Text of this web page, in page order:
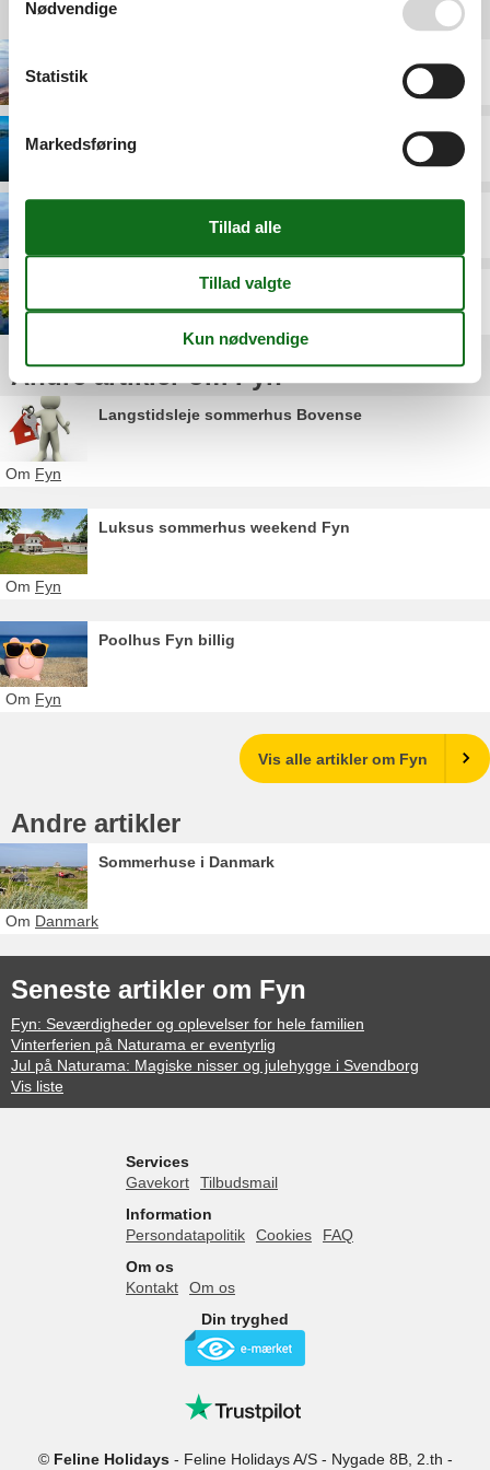
Destinationer under Fyn
Sydfyn
Andre artikler om Fyn
Langstidsleje sommerhus Bovense
Om Fyn
Luksus sommerhus weekend Fyn
Om Fyn
Poolhus Fyn billig
Om Fyn
Vis alle artikler om Fyn
Andre artikler
Sommerhuse i Danmark
Om Danmark
Seneste artikler om Fyn
Fyn: Seværdigheder og oplevelser for hele familien
Vinterferien på Naturama er eventyrlig
Jul på Naturama: Magiske nisser og julehygge i Svendborg
Vis liste
Services
Gavekort
Tilbudsmail
Information
Persondatapolitik
Cookies
FAQ
Om os
Kontakt
Om os
Din tryghed
© Feline Holidays- Feline Holidays A/S- Nygade 8B, 2.th -
Nødvendige
Statistik
Markedsføring